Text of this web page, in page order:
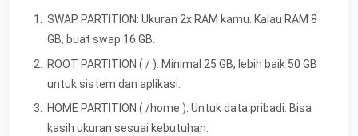
SWAP PARTITION: Ukuran 2x RAM kamu. Kalau RAM 8
GB, buat swap 16 GB.
ROOT PARTITION ( / ): Minimal 25 GB, lebih baik 50 GB
untuk sistem dan aplikasi.
HOME PARTITION ( /home ): Untuk data pribadi. Bisa
kasih ukuran sesuai kebutuhan.